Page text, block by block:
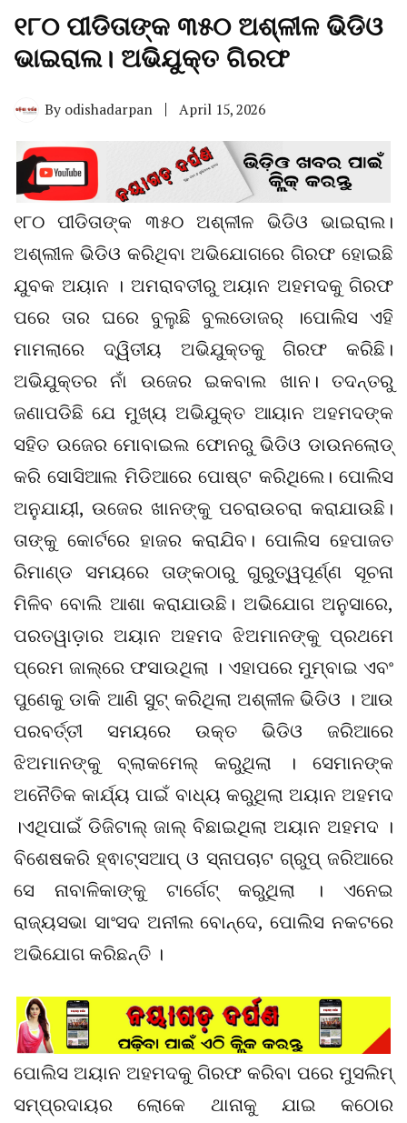
୧୮୦ ପୀଡିତାଙ୍କ ୩୫୦ ଅଶ୍ଳୀଳ ଭିଡିଓ
ଭାଇରାଲ। ଅଭିଯୁକ୍ତ ଗିରଫ
By odishadarpan April 15, 2026
୧୮୦ ପୀଡିତାଙ୍କ ୩୫୦ ଅଶ୍ଳୀଳ ଭିଡିଓ ଭାଇରାଲ।
ଅଶ୍ଲୀଳ ଭିଡିଓ କରିଥିବା ଅଭିଯୋଗରେ ଗିରଫ ହୋଇଛି
ଯୁବକ ଅୟାନ । ଅମରାବତୀରୁ ଅୟାନ ଅହମଦକୁ ଗିରଫ
ପରେ ତାର ଘରେ ବୁଲୁଛି ବୁଲଡୋଜର୍ ।ପୋଲିସ ଏହି
ମାମଲାରେ ଦ୍ୱିତୀୟ ଅଭିଯୁକ୍ତକୁ ଗିରଫ କରିଛି।
ଅଭିଯୁକ୍ତର ନାଁ ଉଜେର ଇକବାଲ ଖାନ। ତଦନ୍ତରୁ
ଜଣାପଡିଛି ଯେ ମୁଖ୍ୟ ଅଭିଯୁକ୍ତ ଆୟାନ ଅହମଦଙ୍କ
ସହିତ ଉଜେର ମୋବାଇଲ ଫୋନରୁ ଭିଡିଓ ଡାଉନଲୋଡ୍
କରି ସୋସିଆଲ ମିଡିଆରେ ପୋଷ୍ଟ କରିଥିଲେ। ପୋଲିସ
ଅନୁଯାୟୀ, ଉଜେର ଖାନଙ୍କୁ ପଚରାଉଚରା କରାଯାଉଛି।
ତାଙ୍କୁ କୋର୍ଟରେ ହାଜର କରାଯିବ। ପୋଲିସ ହେପାଜତ
ରିମାଣ୍ଡ ସମୟରେ ତାଙ୍କଠାରୁ ଗୁରୁତ୍ୱପୂର୍ଣ୍ଣ ସୂଚନା
ମିଳିବ ବୋଲି ଆଶା କରାଯାଉଛି। ଅଭିଯୋଗ ଅନୁସାରେ,
ପରତୱାଡ଼ାର ଅୟାନ ଅହମଦ ଝିଅମାନଙ୍କୁ ପ୍ରଥମେ
ପ୍ରେମ ଜାଲ୍‌ରେ ଫସାଉଥିଲା । ଏହାପରେ ମୁମ୍ବାଇ ଏବଂ
ପୁଣେକୁ ଡାକି ଆଣି ସୁଟ୍ କରିଥିଲା ଅଶ୍ଳୀଳ ଭିଡିଓ । ଆଉ
ପରବର୍ତ୍ତୀ ସମୟରେ ଉକ୍ତ ଭିଡିଓ ଜରିଆରେ
ଝିଅମାନଙ୍କୁ ବ୍ଲାକମେଲ୍ କରୁଥିଲା । ସେମାନଙ୍କ
ଅନୈତିକ କାର୍ଯ୍ୟ ପାଇଁ ବାଧ୍ୟ କରୁଥିଲା ଅୟାନ ଅହମଦ
।ଏଥିପାଇଁ ଡିଜିଟାଲ୍ ଜାଲ୍ ବିଛାଇଥିଲା ଅୟାନ ଅହମଦ ।
ବିଶେଷକରି ହ୍ଵାଟ୍ସଆପ୍ ଓ ସ୍ନାପଚାଟ ଗ୍ରୁପ୍ ଜରିଆରେ
ସେ ନାବାଳିକାଙ୍କୁ ଟାର୍ଗେଟ୍ କରୁଥିଲା । ଏନେଇ
ରାଜ୍ୟସଭା ସାଂସଦ ଅନୀଲ ବୋନ୍ଦେ, ପୋଲିସ ନକଟରେ
ଅଭିଯୋଗ କରିଛନ୍ତି ।
ପୋଲିସ ଅୟାନ ଅହମଦକୁ ଗିରଫ କରିବା ପରେ ମୁସଲିମ୍
ସମ୍ପ୍ରଦାୟର ଲୋକେ ଥାନାକୁ ଯାଇ କଠୋର